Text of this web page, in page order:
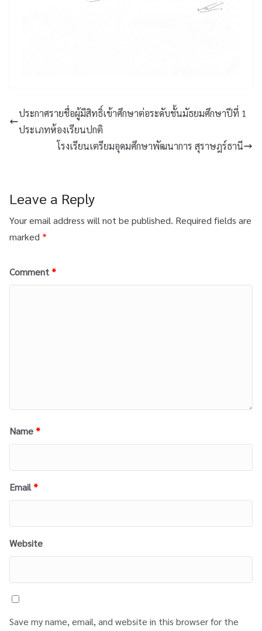
ประกาศรายชื่อผู้มีสิทธิ์เข้าศึกษาต่อระดับชั้นมัธยมศึกษาปีที่ 1
ประเภทห้องเรียนปกติ
โรงเรียนเตรียมอุดมศึกษาพัฒนาการ สุราษฎร์ธานี
Leave a Reply
Your email address will not be published. Required fields are
marked *
Comment *
Name *
Email*
Website
Save my name, email, and website in this browser for the